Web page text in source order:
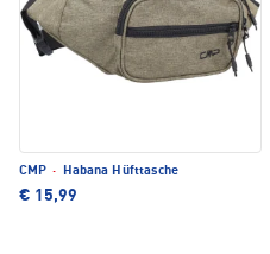
CMP · Habana Hüfttasche
€ 15,99